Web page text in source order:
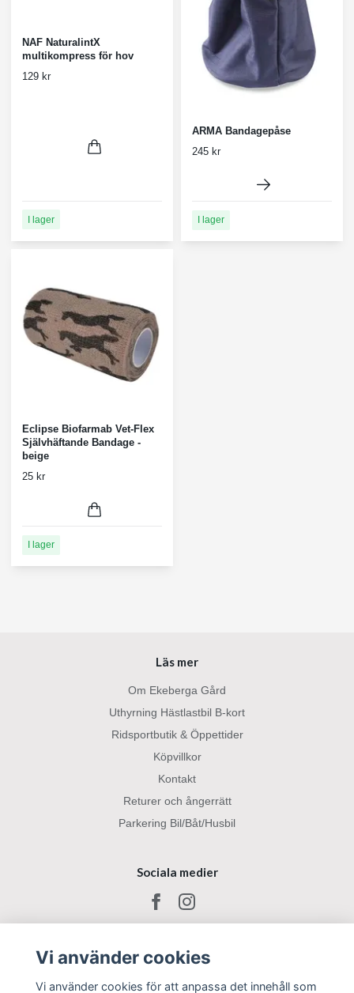
NAF NaturalintX
multikompress för hov
129 kr
I lager
ARMA Bandagepåse
245 kr
I lager
Eclipse Biofarmab Vet-Flex
Självhäftande Bandage -
beige
25 kr
I lager
Läs mer
Om Ekeberga Gård
Uthyrning Hästlastbil B-kort
Ridsportbutik & Öppettider
Köpvillkor
Kontakt
Returer och ångerrätt
Parkering Bil/Båt/Husbil
Sociala medier
Vi använder cookies
Vi använder cookies för att anpassa det innehåll som